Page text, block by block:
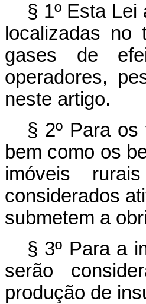
§ 1º Esta
localizadas no
gases de
operadores,
neste artigo.
§ 2º Para
bem como os
imóveis
considerados
submetem a
§ 3º Para a
serão
produção de